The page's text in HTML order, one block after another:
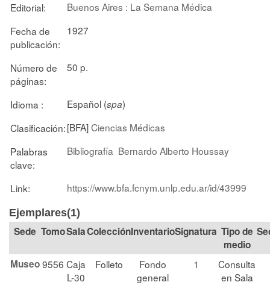
Editorial:
Buenos Aires : La Semana Médica
Fecha de
publicación:
1927
Número de
páginas:
50 p.
Idioma : Español (spa)
Clasificación:[BFA]Ciencias Médicas
Palabras
clave:
Bibliografía Bernardo Alberto Houssay
Link: https://www.bfa.fcnym.unlp.edu.ar/id/43999
Ejemplares(1)
TomoSalaColección Signatura Tipo de
medio
Museo9556 Caja
L-30
Folleto
Fondo
general
1
Consulta
en Sala